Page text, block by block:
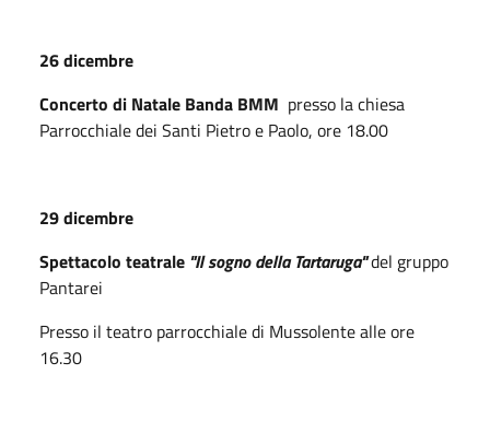
26 dicembre
Concerto di Natale Banda BMM presso la chiesa
Parrocchiale dei Santi Pietro e Paolo, ore 18.00
29 dicembre
Spettacolo teatrale "Il sogno della Tartaruga"del gruppo
Pantarei
Presso il teatro parrocchiale di Mussolente alle ore
16.30